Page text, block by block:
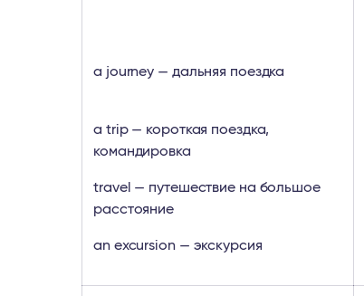
a journey — дальняя поездка
a trip — короткая поездка,
командировка
travel — путешествие на большое
расстояние
an excursion — экскурсия